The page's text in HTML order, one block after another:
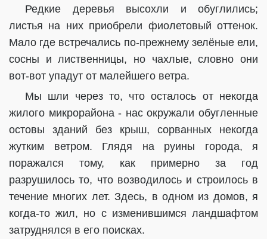
Редкие деревья высохли и обуглились;
листья на них приобрели фиолетовый оттенок.
Мало где встречались по-прежнему зелёные ели,
сосны и лиственницы, но чахлые, словно они
вот-вот упадут от малейшего ветра.
Мы шли через то, что осталось от некогда
жилого микрорайона - нас окружали обугленные
остовы зданий без крыш, сорванных некогда
жутким ветром. Глядя на руины города, я
поражался тому, как примерно за год
разрушилось то, что возводилось и строилось в
течение многих лет. Здесь, в одном из домов, я
когда-то жил, но с изменившимся ландшафтом
затруднялся в его поисках.